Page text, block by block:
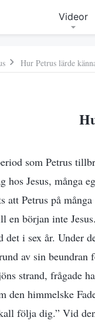
Videor
Hur Petrus lärde
som Petrus
hos Jesus, många
att Petrus på
en början inte
det i sex år. Under
av sin
strand, frågade
den himmelske
följa dig.” Vid